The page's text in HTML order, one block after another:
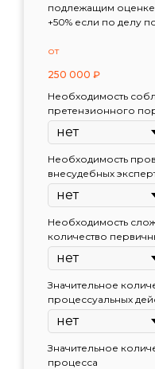
подлежащим
+50% если по делу
от
250 000 ₽
Необходимость
претензионного
Необходимость
внесудебных
Необходимость
количество
Значительное
процессуальных
Значительное
процесса